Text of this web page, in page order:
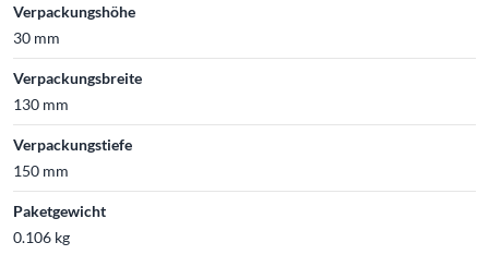
Verpackungshöhe
30 mm
Verpackungsbreite
130 mm
Verpackungstiefe
150 mm
Paketgewicht
0.106 kg